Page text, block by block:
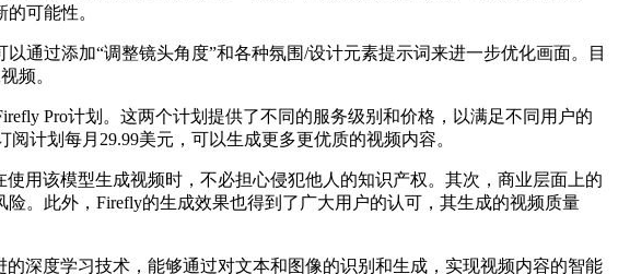
可能性。
过添加“调整镜头角度”和各种氛围/设计元素提示词来进一步优化画面。目
频。
Pro计划。这两个计划提供了不同的服务级别和价格，以满足不同用户的
计划每月29.99美元，可以生成更多更优质的视频内容。
该模型生成视频时，不必担心侵犯他人的知识产权。其次，商业层面上的
。此外，Firefly的生成效果也得到了广大用户的认可，其生成的视频质量
度学习技术，能够通过对文本和图像的识别和生成，实现视频内容的智能